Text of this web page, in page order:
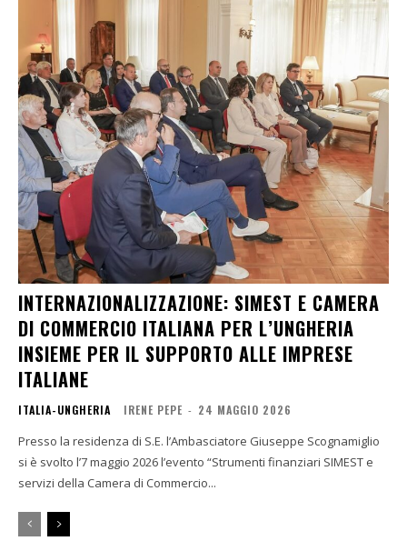
INTERNAZIONALIZZAZIONE: SIMEST E CAMERA
DI COMMERCIO ITALIANA PER L’UNGHERIA
INSIEME PER IL SUPPORTO ALLE IMPRESE
ITALIANE
ITALIA-UNGHERIA IRENE PEPE - 24 MAGGIO 2026
Presso la residenza di S.E. l’Ambasciatore Giuseppe Scognamiglio
si è svolto l’7 maggio 2026 l’evento “Strumenti finanziari SIMEST e
servizi della Camera di Commercio...